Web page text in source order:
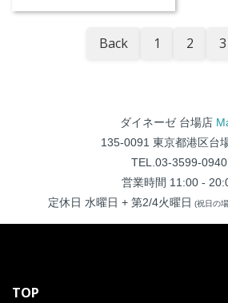
Back 1 2 3
ダイネーゼ 台場店
135-0091 東京都港区台
TEL.03-3599-0940
営業時間 11:00 -
定休日 水曜日 + 第2/4火曜日 (祝日の
TOP